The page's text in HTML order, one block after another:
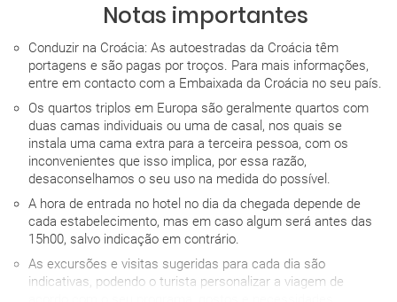
Notas importantes
Conduzir na Croácia: As autoestradas da Croácia têm
portagens e são pagas por troços. Para mais informações,
entre em contacto com a Embaixada da Croácia no seu país.
Os quartos triplos em Europa são geralmente quartos com
duas camas individuais ou uma de casal, nos quais se
instala uma cama extra para a terceira pessoa, com os
inconvenientes que isso implica, por essa razão,
desaconselhamos o seu uso na medida do possível.
A hora de entrada no hotel no dia da chegada depende de
cada estabelecimento, mas em caso algum será antes das
15h00, salvo indicação em contrário.
As excursões e visitas sugeridas para cada dia são
indicativas, podendo o turista personalizar a viagem de